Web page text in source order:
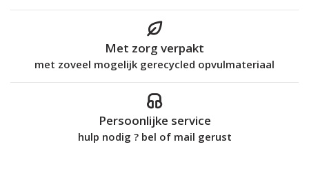
Met zorg verpakt
met zoveel mogelijk gerecycled opvulmateriaal
Persoonlijke service
hulp nodig ? bel of mail gerust